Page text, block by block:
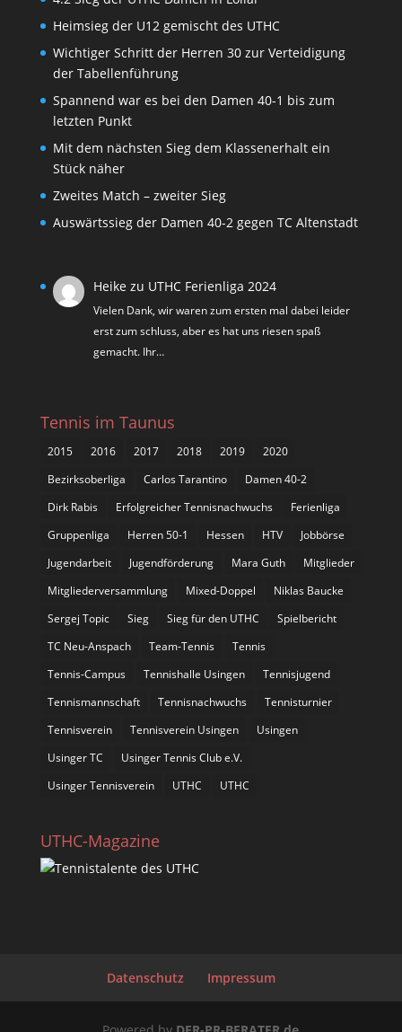
Heimsieg der U12 gemischt des UTHC
Wichtiger Schritt der Herren 30 zur Verteidigung
der Tabellenführung
Spannend war es bei den Damen 40-1 bis zum
letzten Punkt
Mit dem nächsten Sieg dem Klassenerhalt ein
Stück näher
Zweites Match – zweiter Sieg
Auswärtssieg der Damen 40-2 gegen TC Altenstadt
Heike zu UTHC Ferienliga 2024
Vielen Dank, wir waren zum ersten mal dabei leider
erst zum schluss, aber es hat uns riesen spaß
gemacht. Ihr…
Tennis im Taunus
2015 2016 2017 2018 2019
2020
Bezirksoberliga
Carlos Tarantino
Damen 40-2
Dirk Rabis
Erfolgreicher Tennisnachwuchs
Ferienliga
Gruppenliga
Herren 50-1 Hessen HTV
Jobbörse
Jugendarbeit
Jugendförderung Mara Guth
Mitglieder
Mitgliederversammlung
Mixed-Doppel
Niklas Baucke
Sergej Topic
Sieg Sieg für den UTHC
Spielbericht
TC Neu-Anspach
Team-Tennis
Tennis
Tennis-Campus
Tennishalle Usingen
Tennisjugend
Tennismannschaft
Tennisnachwuchs
Tennisturnier
Tennisverein
Tennisverein Usingen
Usingen
Usinger TC
Usinger Tennis Club e.V.
Usinger Tennisverein
UTHC UTHC
UTHC-Magazine
Datenschutz Impressum